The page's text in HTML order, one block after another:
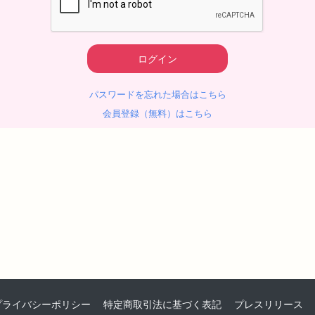
パスワードを忘れた場合はこちら
会員登録（無料）はこちら
ライバシーポリシー 特定商取引法に基づく表記 プレスリリース